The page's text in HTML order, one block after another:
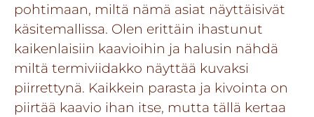
pohtimaan, miltä nämä asiat näyttäisivät
käsitemallissa. Olen erittäin ihastunut
kaikenlaisiin kaavioihin ja halusin nähdä
miltä termiviidakko näyttää kuvaksi
piirrettynä. Kaikkein parasta ja kivointa on
piirtää kaavio ihan itse, mutta tällä kertaa